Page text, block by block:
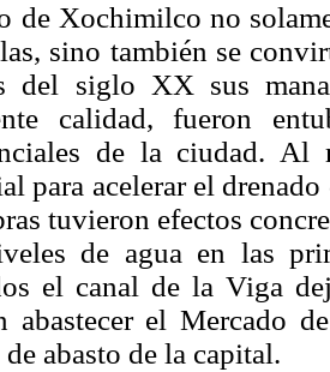
de Xochimilco no
sino también se
del siglo XX sus
calidad, fueron
de la ciudad. Al
para acelerar el
tuvieron efectos
de agua en las
el canal de la Viga
abastecer el Mercado
abasto de la capital.